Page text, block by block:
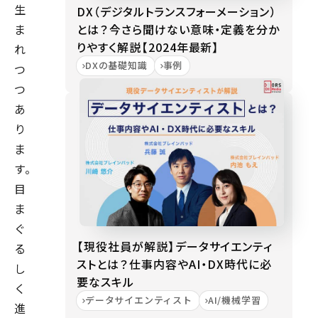
生
ま
れ
つ
つ
あ
り
ま
す。
目
ま
ぐ
る
し
く
進
DX（デジタルトランスフォーメーション）
とは？今さら聞けない意味・定義を分か
りやすく解説【2024年最新】
DXの基礎知識 事例
【現役社員が解説】データサイエンティ
ストとは？仕事内容やAI・DX時代に必
要なスキル
データサイエンティスト AI/機械学習